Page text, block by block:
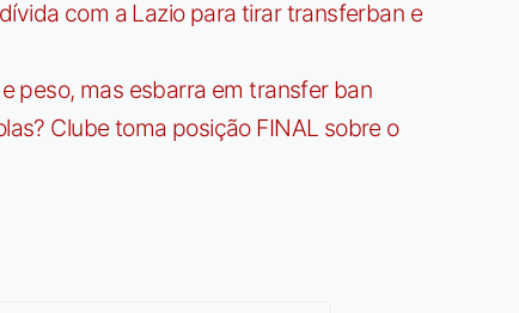
com a Lazio para tirar transferban e
peso, mas esbarra em transfer ban
Clube toma posição FINAL sobre o